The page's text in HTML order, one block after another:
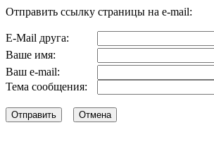
Отправить ссылку страницы на e-mail:
E-Mail друга:
Ваше имя:
Ваш e-mail:
Тема сообщения: